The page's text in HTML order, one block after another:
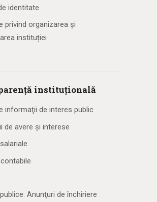
identitate
privind organizarea și
instituției
instituțională
informaţii de interes public
de avere și interese
Anunţuri de închiriere